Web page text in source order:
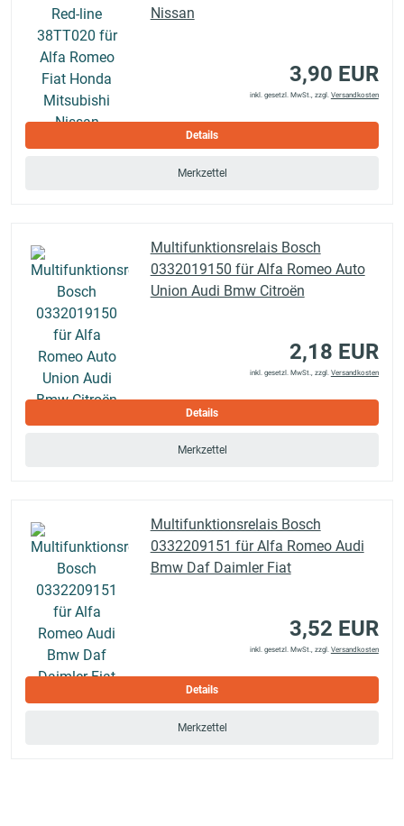
Nissan
3,90 EUR
inkl. gesetzl. MwSt., zzgl. Versandkosten
Details
Merkzettel
Multifunktionsrelais Bosch
0332019150 für Alfa Romeo Auto
Union Audi Bmw Citroën
2,18 EUR
inkl. gesetzl. MwSt., zzgl. Versandkosten
Details
Merkzettel
Multifunktionsrelais Bosch
0332209151 für Alfa Romeo Audi
Bmw Daf Daimler Fiat
3,52 EUR
inkl. gesetzl. MwSt., zzgl. Versandkosten
Details
Merkzettel